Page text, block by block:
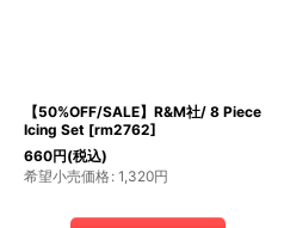
【50%OFF/SALE】R&M社/ 8 Piece
Icing Set [rm2762]
660円(税込)
希望小売価格: 1,320円